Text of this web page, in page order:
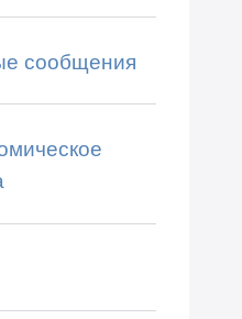
сообщения